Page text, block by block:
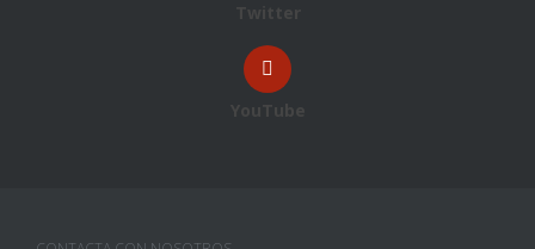
Twitter
YouTube